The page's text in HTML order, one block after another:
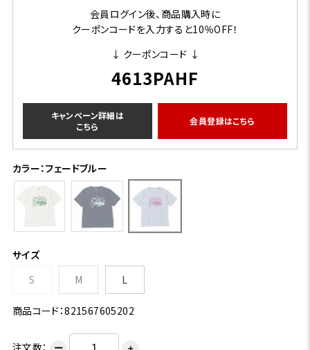
会員ログイン後、商品購入時に
クーポンコードを入力すると10％OFF！
↓ クーポンコード ↓
4613PAHF
キャンペーン詳細は
こちら
会員登録はこちら
カラー：フェードブルー
サイズ
S
M L
商品コード：821567605202